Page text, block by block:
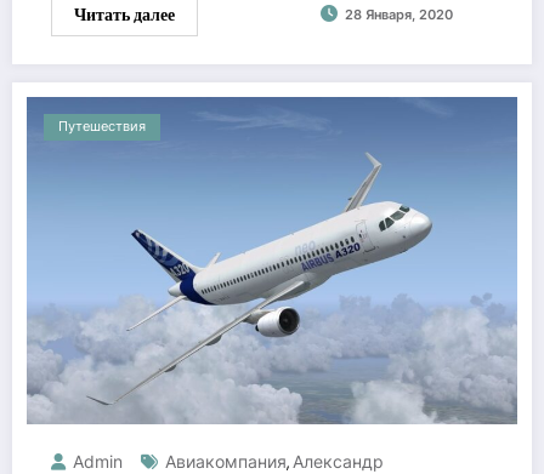
Читать далее 28 Января, 2020
Путешествия
Admin Авиакомпания, Александр